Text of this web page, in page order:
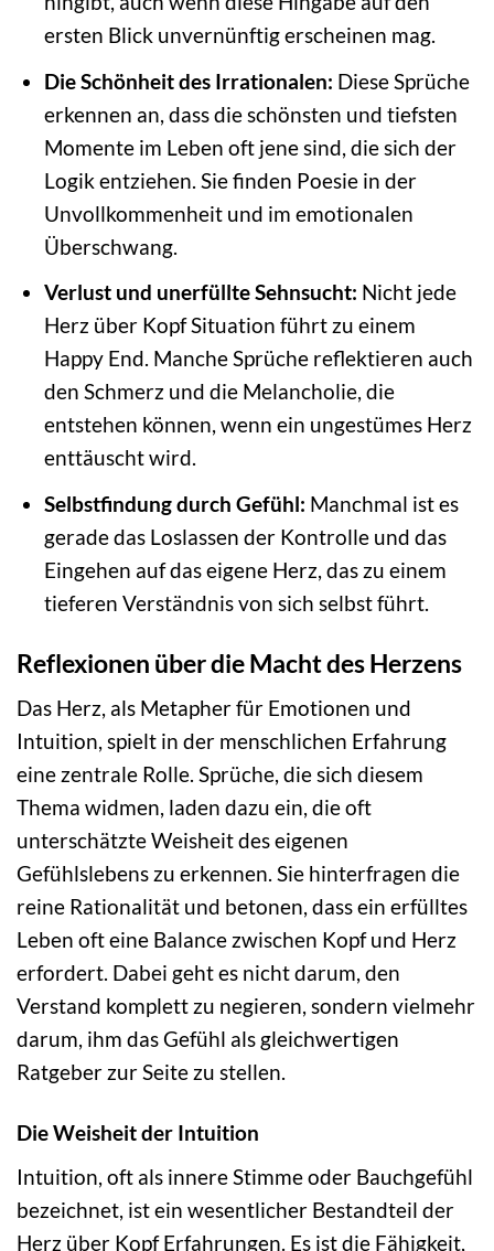
ersten Blick unvernünftig erscheinen mag.
Die Schönheit des Irrationalen: Diese Sprüche
erkennen an, dass die schönsten und tiefsten
Momente im Leben oft jene sind, die sich der
Logik entziehen. Sie finden Poesie in der
Unvollkommenheit und im emotionalen
Überschwang.
Verlust und unerfüllte Sehnsucht: Nicht jede
Herz über Kopf Situation führt zu einem
Happy End. Manche Sprüche reflektieren auch
den Schmerz und die Melancholie, die
entstehen können, wenn ein ungestümes Herz
enttäuscht wird.
Selbstfindung durch Gefühl: Manchmal ist es
gerade das Loslassen der Kontrolle und das
Eingehen auf das eigene Herz, das zu einem
tieferen Verständnis von sich selbst führt.
Reflexionen über die Macht des Herzens
Das Herz, als Metapher für Emotionen und
Intuition, spielt in der menschlichen Erfahrung
eine zentrale Rolle. Sprüche, die sich diesem
Thema widmen, laden dazu ein, die oft
unterschätzte Weisheit des eigenen
Gefühlslebens zu erkennen. Sie hinterfragen die
reine Rationalität und betonen, dass ein erfülltes
Leben oft eine Balance zwischen Kopf und Herz
erfordert. Dabei geht es nicht darum, den
Verstand komplett zu negieren, sondern vielmehr
darum, ihm das Gefühl als gleichwertigen
Ratgeber zur Seite zu stellen.
Die Weisheit der Intuition
Intuition, oft als innere Stimme oder Bauchgefühl
bezeichnet, ist ein wesentlicher Bestandteil der
Herz über Kopf Erfahrungen. Es ist die Fähigkeit,